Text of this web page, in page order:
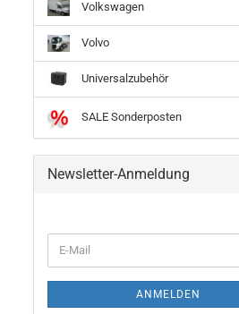
Volkswagen
Volvo
Universalzubehör
SALE Sonderposten
Newsletter-Anmeldung
ANMELDEN